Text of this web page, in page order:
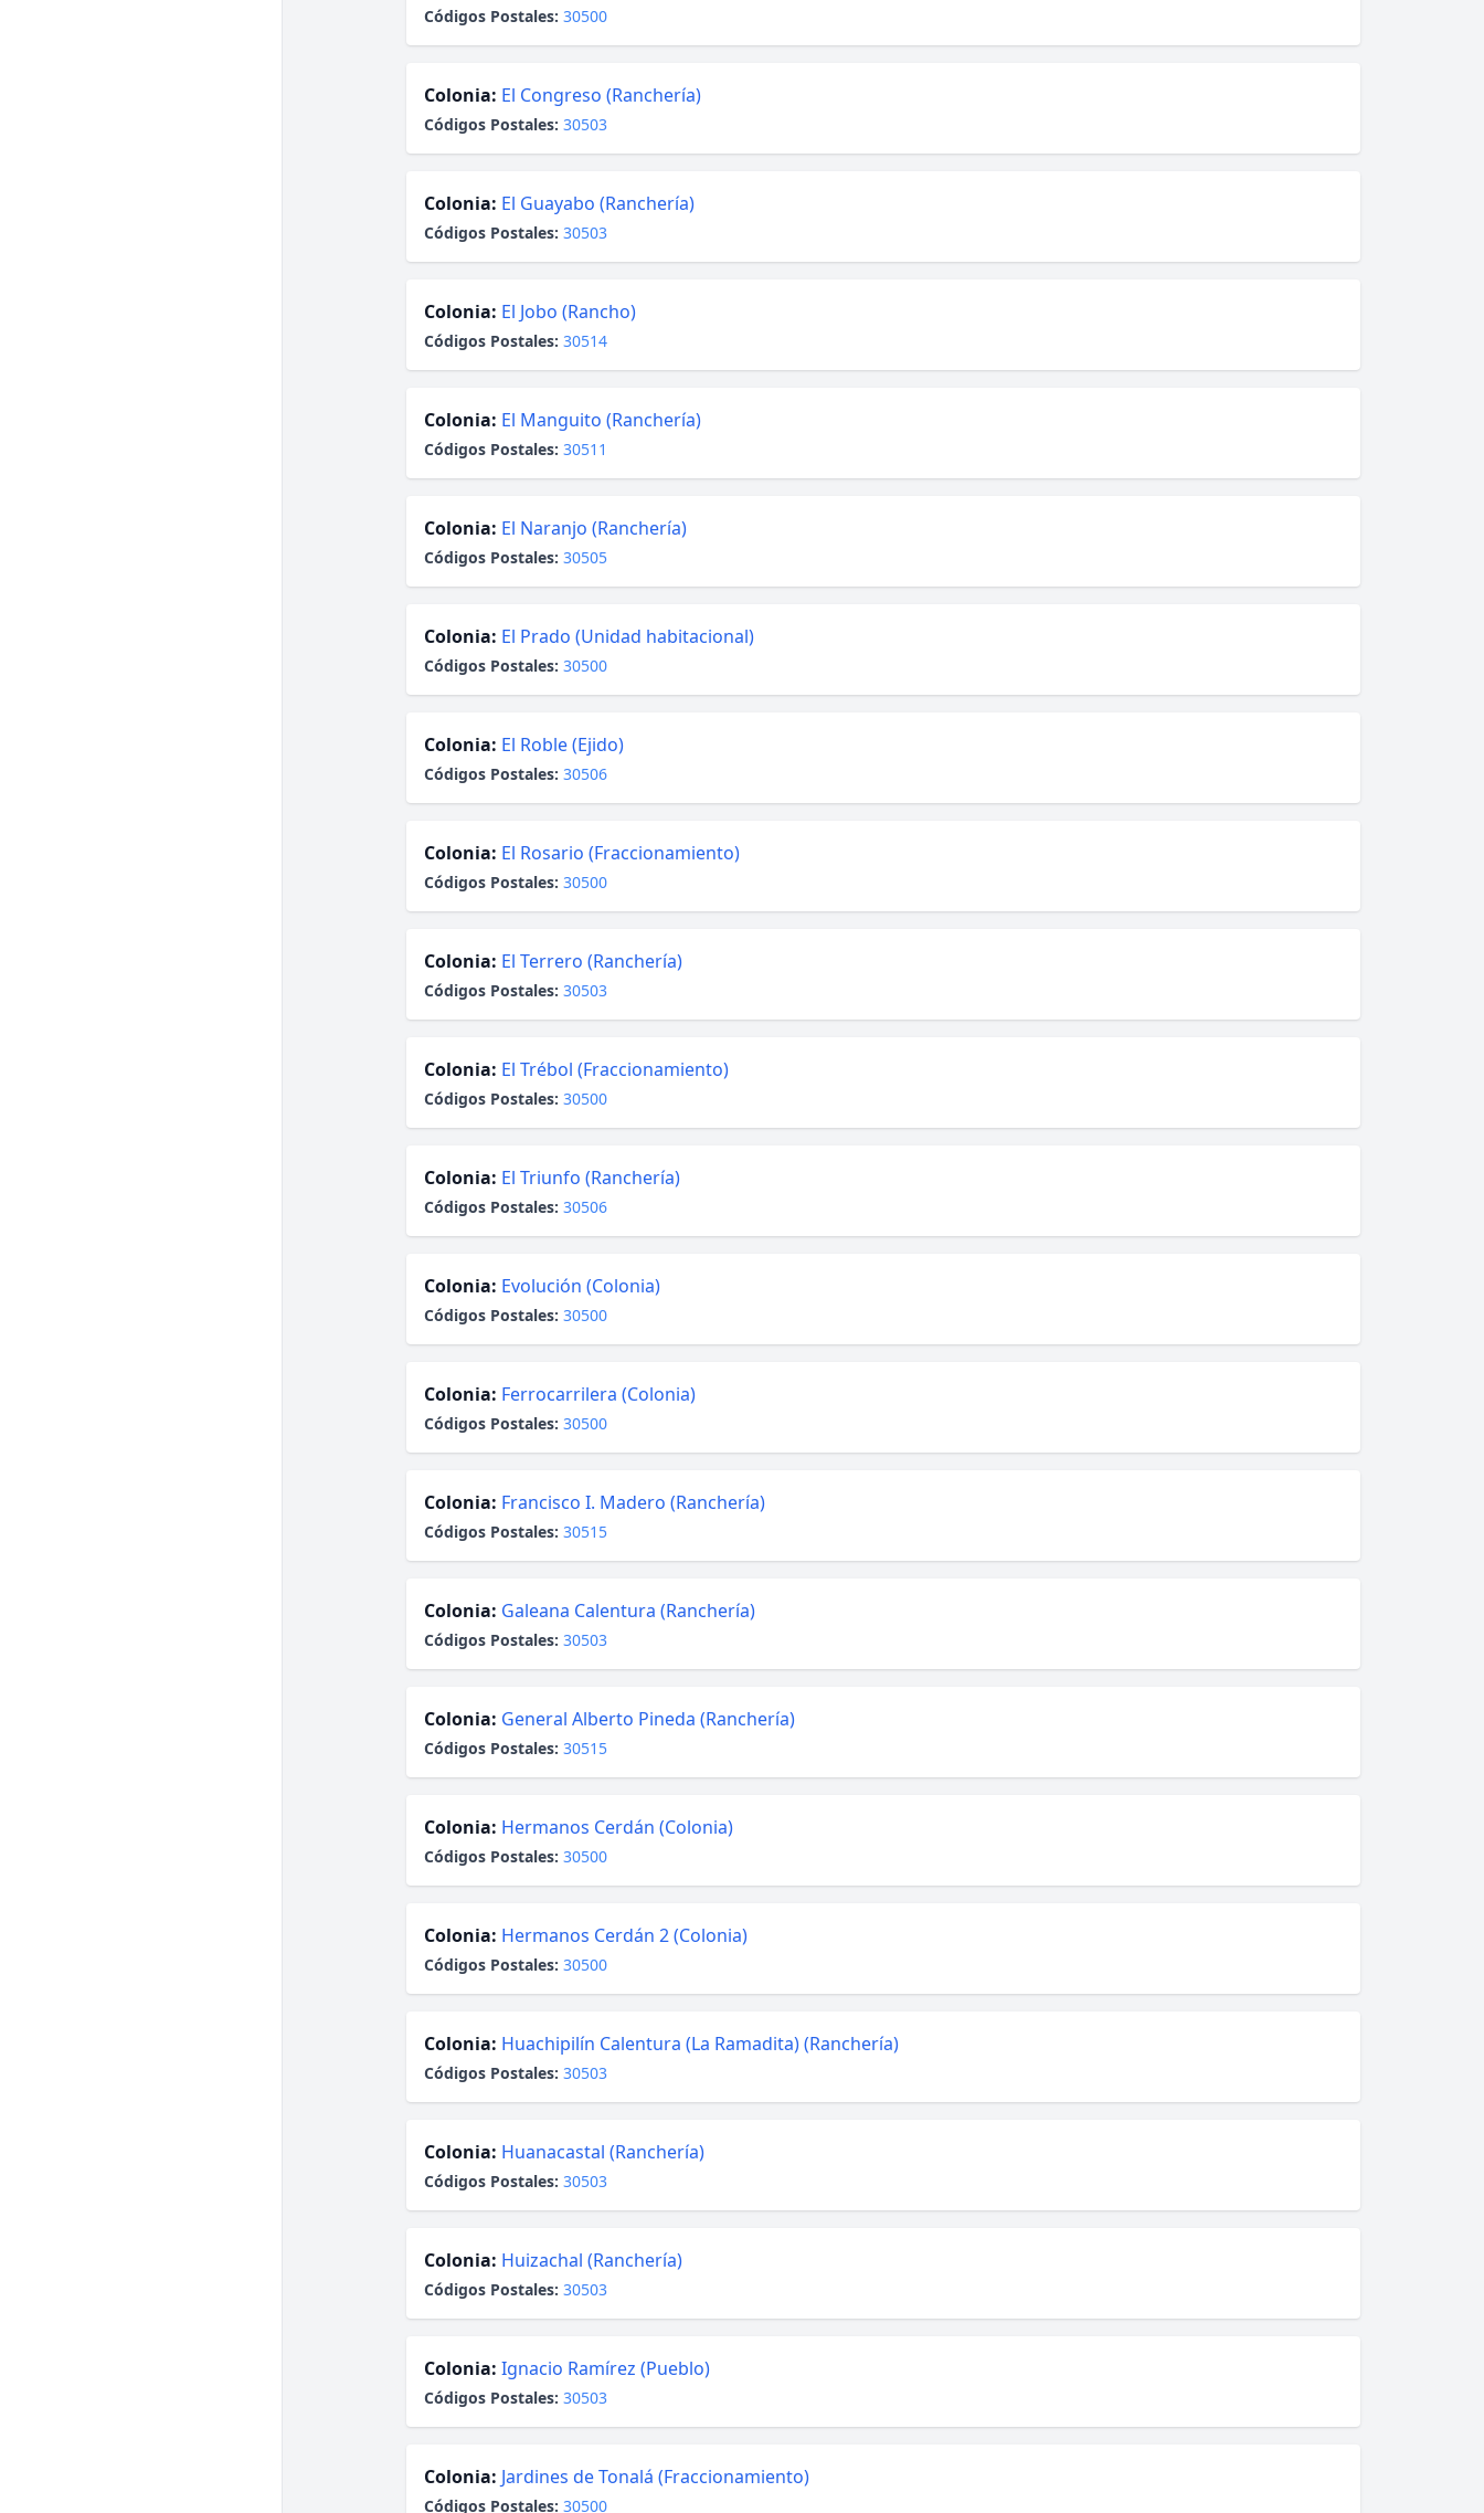
Códigos Postales: 30500
Colonia: El Congreso (Ranchería)
Códigos Postales: 30503
Colonia: El Guayabo (Ranchería)
Códigos Postales: 30503
Colonia: El Jobo (Rancho)
Códigos Postales: 30514
Colonia: El Manguito (Ranchería)
Códigos Postales: 30511
Colonia: El Naranjo (Ranchería)
Códigos Postales: 30505
Colonia: El Prado (Unidad habitacional)
Códigos Postales: 30500
Colonia: El Roble (Ejido)
Códigos Postales: 30506
Colonia: El Rosario (Fraccionamiento)
Códigos Postales: 30500
Colonia: El Terrero (Ranchería)
Códigos Postales: 30503
Colonia: El Trébol (Fraccionamiento)
Códigos Postales: 30500
Colonia: El Triunfo (Ranchería)
Códigos Postales: 30506
Colonia: Evolución (Colonia)
Códigos Postales: 30500
Colonia: Ferrocarrilera (Colonia)
Códigos Postales: 30500
Colonia: Francisco I. Madero (Ranchería)
Códigos Postales: 30515
Colonia: Galeana Calentura (Ranchería)
Códigos Postales: 30503
Colonia: General Alberto Pineda (Ranchería)
Códigos Postales: 30515
Colonia: Hermanos Cerdán (Colonia)
Códigos Postales: 30500
Colonia: Hermanos Cerdán 2 (Colonia)
Códigos Postales: 30500
Colonia: Huachipilín Calentura (La Ramadita) (Ranchería)
Códigos Postales: 30503
Colonia: Huanacastal (Ranchería)
Códigos Postales: 30503
Colonia: Huizachal (Ranchería)
Códigos Postales: 30503
Colonia: Ignacio Ramírez (Pueblo)
Códigos Postales: 30503
Colonia: Jardines de Tonalá (Fraccionamiento)
Códigos Postales: 30500